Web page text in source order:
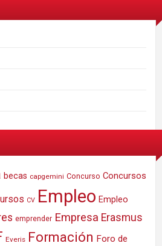
becas capgemini Concurso Concursos
CV Empleo Empleo
emprender Empresa Erasmus
Everis Formación Foro de